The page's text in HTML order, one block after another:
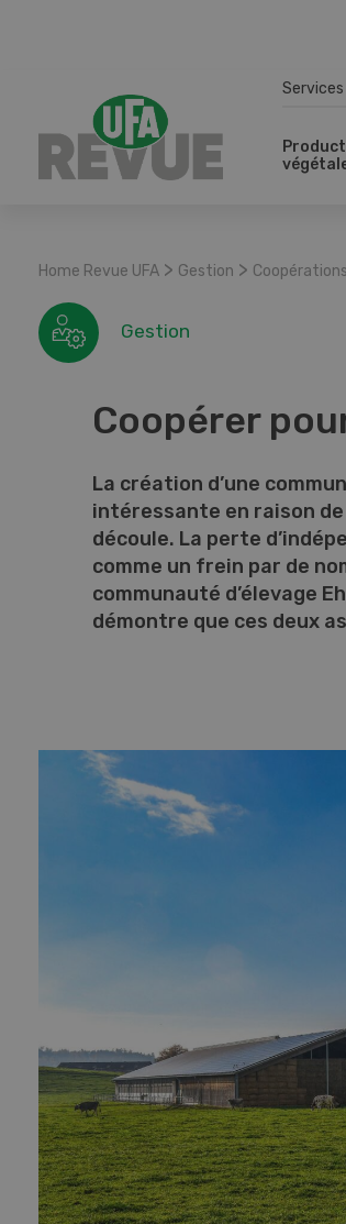
Services
Home Revue UFA > Gestion > Coopérations
Gestion
Coopérer
La création d’une
intéressante en raison
découle. La perte
comme un frein par de
communauté d’élevage
démontre que ces deux